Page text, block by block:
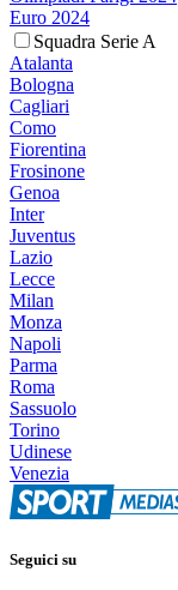
Euro 2024
Squadra Serie A
Atalanta
Bologna
Cagliari
Como
Fiorentina
Frosinone
Genoa
Inter
Juventus
Lazio
Lecce
Milan
Monza
Napoli
Parma
Roma
Sassuolo
Torino
Udinese
Venezia
Seguici su